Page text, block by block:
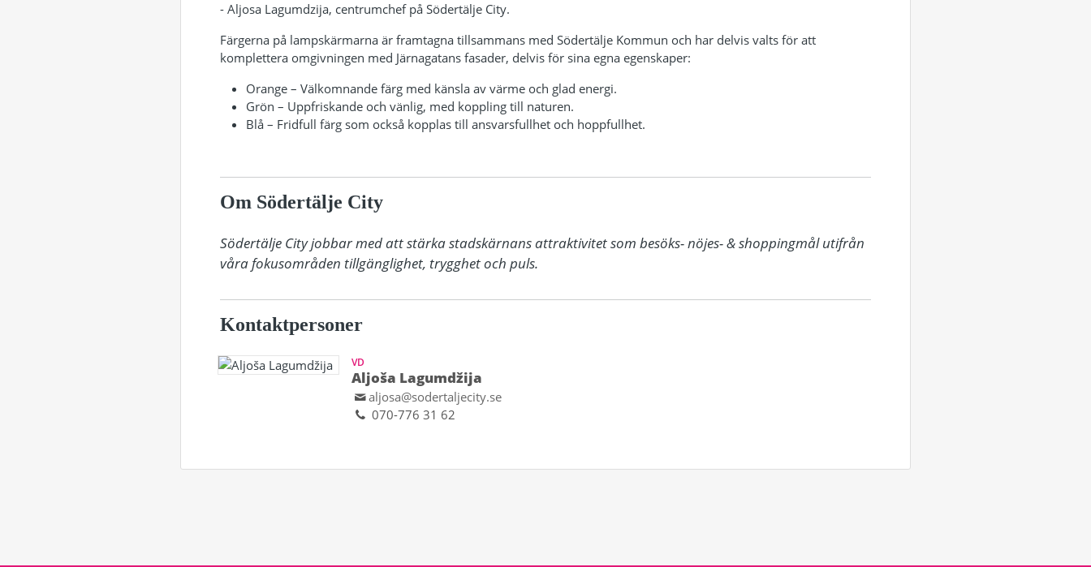
- Aljosa Lagumdzija, centrumchef på Södertälje City.
Färgerna på lampskärmarna är framtagna tillsammans med Södertälje Kommun och har delvis valts för att
komplettera omgivningen med Järnagatans fasader, delvis för sina egna egenskaper:
Orange – Välkomnande färg med känsla av värme och glad energi.
Grön – Uppfriskande och vänlig, med koppling till naturen.
Blå – Fridfull färg som också kopplas till ansvarsfullhet och hoppfullhet.
Om Södertälje City
Södertälje City jobbar med att stärka stadskärnans attraktivitet som besöks- nöjes- & shoppingmål utifrån
våra fokusområden tillgänglighet, trygghet och puls.
Kontaktpersoner
VD
Aljoša Lagumdžija
aljosa@sodertaljecity.se
070-776 31 62